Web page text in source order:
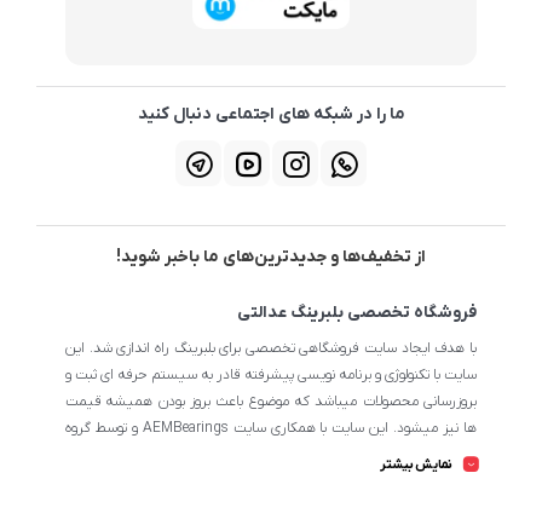
ما را در شبکه های اجتماعی دنبال کنید
از تخفیف‌ها و جدیدترین‌های ما باخبر شوید!
فروشگاه تخصصی بلبرینگ عدالتی
با هدف ایجاد سایت فروشگاهی تخصصی برای بلبرینگ راه اندازی شد. این
سایت با تکنولوژی و برنامه نویسی پیشرفته قادر به سیستم حرفه ای ثبت و
بروزرسانی محصولات میباشد که موضوع باعث بروز بودن همیشه قیمت
ها نیز میشود. این سایت با همکاری سایت AEMBearings و توسط گروه
نمایش بیشتر